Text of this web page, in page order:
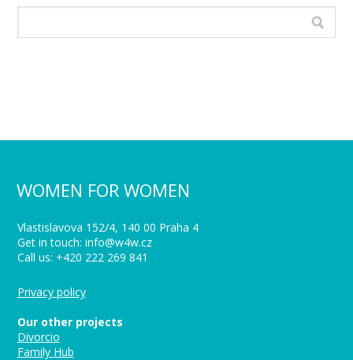
WOMEN FOR WOMEN
Vlastislavova 152/4, 140 00 Praha 4
Get in touch: info@w4w.cz
Call us: +420 222 269 841
Privacy policy
Our other projects
Divorcio
Family Hub